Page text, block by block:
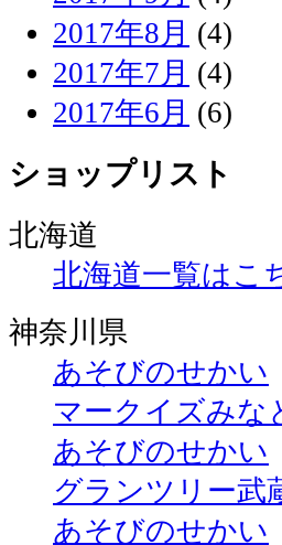
2017年8月 (4)
2017年7月 (4)
2017年6月 (6)
ショップリスト
北海道
北海道一覧はこ
神奈川県
あそびのせかい
マークイズみな
あそびのせかい
グランツリー武
あそびのせかい